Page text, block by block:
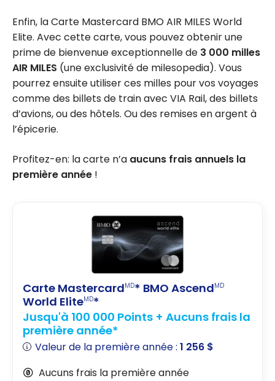
Enfin, la Carte Mastercard BMO AIR MILES World
Elite. Avec cette carte, vous pouvez obtenir une
prime de bienvenue exceptionnelle de 3 000 milles
AIR MILES (une exclusivité de milesopedia). Vous
pourrez ensuite utiliser ces milles pour vos voyages
comme des billets de train avec VIA Rail, des billets
d’avions, ou des hôtels. Ou des remises en argent à
l’épicerie.
Profitez-en: la carte n’a aucuns frais annuels la
première année !
Carte MastercardMD* BMO AscendMD
World EliteMD*
Jusqu'à 100 000 Points + Aucuns frais la
première année*
Valeur de la première année :1 256 $
Aucuns frais la première année